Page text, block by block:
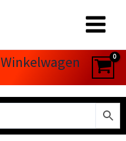
Winkelwagen